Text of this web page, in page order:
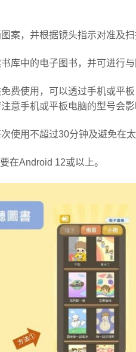
案，并根据镜头指示对准及
库中的电子图书，并可进行
费使用，可以透过手机或平
意手机或平板电脑的型号会
使用不超过30分钟及避免在
在Android 12或以上。